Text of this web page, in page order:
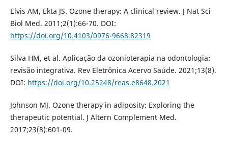
Elvis AM, Ekta JS. Ozone therapy: A clinical review. J Nat Sci
Biol Med. 2011;2(1):66-70. DOI:
https://doi.org/10.4103/0976-9668.82319
Silva HM, et al. Aplicação da ozonioterapia na odontologia:
revisão integrativa. Rev Eletrônica Acervo Saúde. 2021;13(8).
DOI: https://doi.org/10.25248/reas.e8648.2021
Johnson MJ. Ozone therapy in adiposity: Exploring the
therapeutic potential. J Altern Complement Med.
2017;23(8):601-09.